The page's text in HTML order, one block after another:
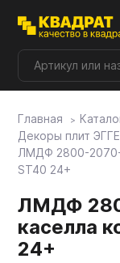
Плитные
Фурнитура
Столешницы
Главная
Декоры плит
ЛМДФ 2800-2070-
ST40 24+
ЛМДФ
каселла
24+